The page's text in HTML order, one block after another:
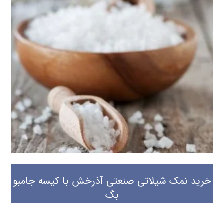
خرید نمک شیلاتی صنعتی آذرخش با کیسه جامبو
بگ